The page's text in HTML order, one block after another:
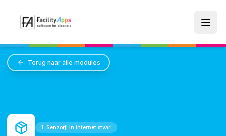
Terug naar alle modules
1. Senzorji in internet stvari